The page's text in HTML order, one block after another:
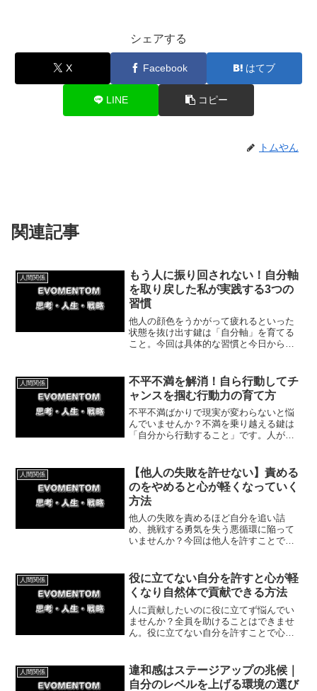
シェアする
X Facebook はてブ
LINE コピー
トムやん
関連記事
人間関係
もう人に振り回されない！自分軸
を取り戻した私が実践する3つの
習慣
他人の顔色をうかがって疲れるといった
状態を抜け出す鍵は「自分軸」を育てる
こと。今回は具体的な習慣と今日からで
人間関係
不平不満を解消！自ら行動してチ
ャンスを掴む行動力の育て方
不平不満ばかりで現実が変わらないと悩
んでいませんか？不満を乗り越える鍵は
「自分から行動すること」です。人が嫌
に、今日から試せる行動術を解説しま
す。一歩を踏み出しましょう！
人間関係
【他人の失敗を許せない】責める
のをやめると心が軽くなっていく
方法
他人の失敗を責めるほど自分を追い詰
め、挑戦する勇気を失う悪循環に陥って
いませんか？今回は他人を許すことで自
せず、軽やかに自分の人生を切り拓く一
歩を踏み出しましょう！
人間関係
役に立てない自分を許すと心が軽
くなり自然体で貢献できる方法
人に貢献したいのに役に立てず悩んでい
ませんか？全員を助けることはできませ
ん。役に立てない自分を許すことで心が
病んだ体験談を交え、自分を守りながら
貢献する方法を解説します。
人間関係
違和感はステージアップの兆候｜
自分のレベルを上げる環境の選び